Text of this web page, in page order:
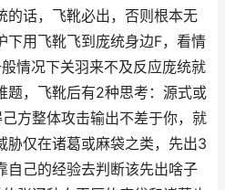
的话，飞靴必出，否则根本无
下用飞靴飞到庞统身边F，看情
情况下关羽来不及反应庞统就
题，飞靴后有2种思考：源式或
方整体攻击输出不差于你，就
胁仅在诸葛或麻袋之类，先出3
自己的经验去判断该先出啥子